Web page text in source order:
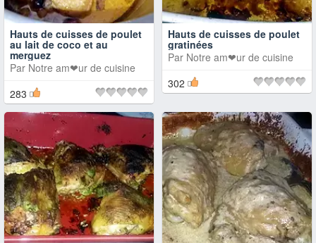
Hauts de cuisses de poulet
au lait de coco et au
merguez
Par Notre am❤ur de cuisine
283
Hauts de cuisses de poulet
gratinées
Par Notre am❤ur de cuisine
302